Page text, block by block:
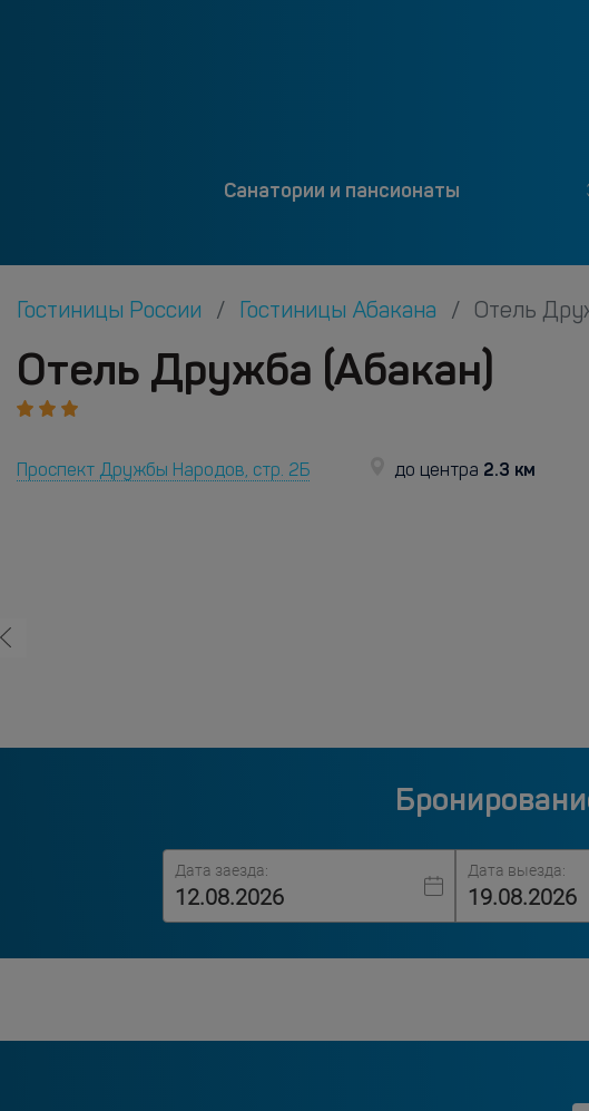
Санатории и пансионаты
Гостиницы России Гостиницы Абакана Отель
Отель Дружба (Абакан)
Проспект Дружбы Народов, стр. 2Б до центра 2.3 км
Дата заезда: Дата выезда: